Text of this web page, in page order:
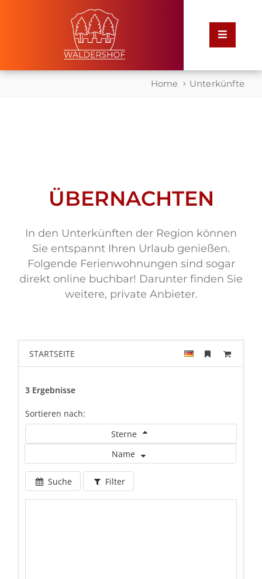
Home Unterkünfte
Waldershof
Tourismus
ÜBERNACHTEN
In den Unterkünften der Region können
Sie entspannt Ihren Urlaub genießen.
Folgende Ferienwohnungen sind sogar
direkt online buchbar! Darunter finden Sie
weitere, private Anbieter.